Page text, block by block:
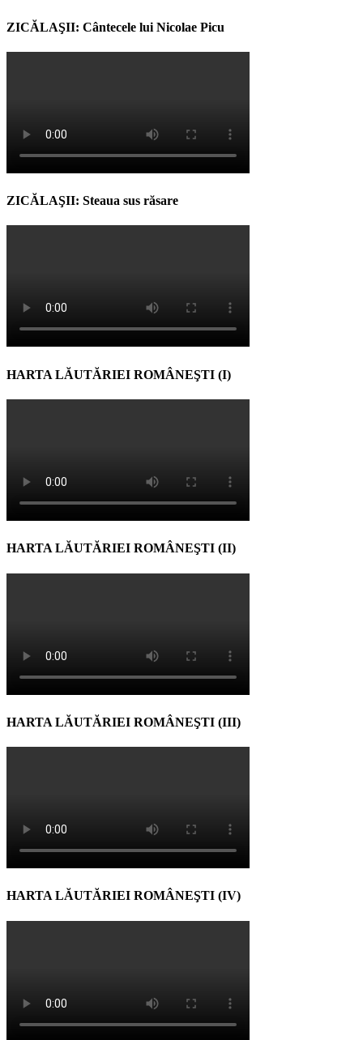
ZICĂLAŞII: Cântecele lui Nicolae Picu
ZICĂLAŞII: Steaua sus răsare
HARTA LĂUTĂRIEI ROMÂNEŞTI (I)
HARTA LĂUTĂRIEI ROMÂNEŞTI (II)
HARTA LĂUTĂRIEI ROMÂNEŞTI (III)
HARTA LĂUTĂRIEI ROMÂNEŞTI (IV)